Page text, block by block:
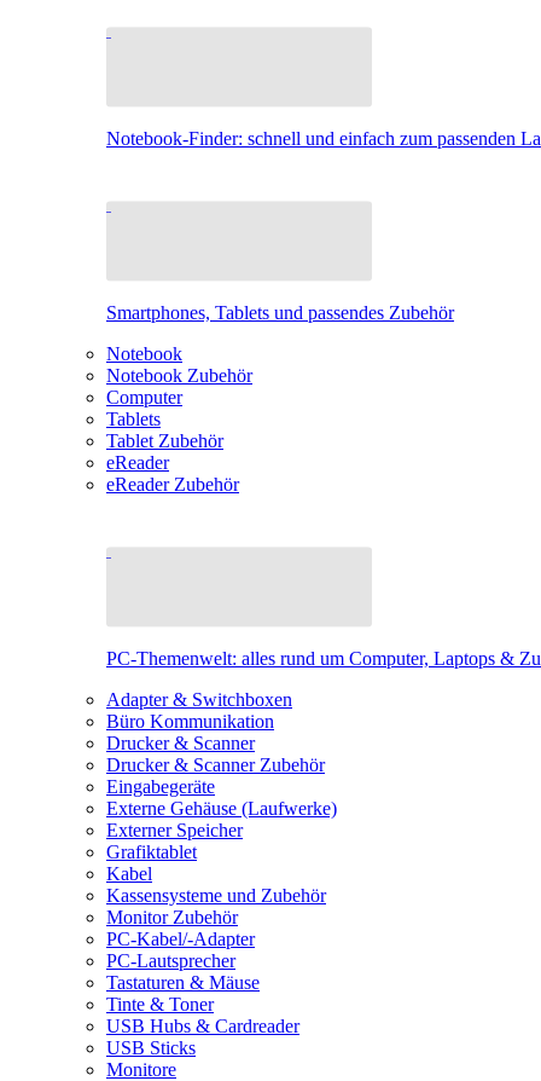
Notebook-Finder: schnell und einfach zum passenden
Smartphones, Tablets und passendes Zubehör
Notebook
Notebook Zubehör
Computer
Tablets
Tablet Zubehör
eReader
eReader Zubehör
PC-Themenwelt: alles rund um Computer, Laptops &
Adapter & Switchboxen
Büro Kommunikation
Drucker & Scanner
Drucker & Scanner Zubehör
Eingabegeräte
Externe Gehäuse (Laufwerke)
Externer Speicher
Grafiktablet
Kabel
Kassensysteme und Zubehör
Monitor Zubehör
PC-Kabel/-Adapter
PC-Lautsprecher
Tastaturen & Mäuse
Tinte & Toner
USB Hubs & Cardreader
USB Sticks
Monitore